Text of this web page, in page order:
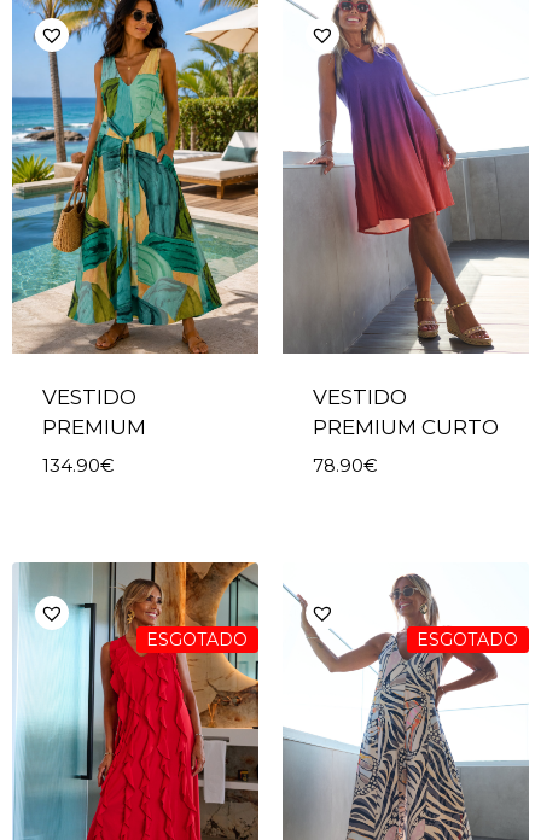
VESTIDO
PREMIUM
134.90€
VESTIDO
PREMIUM CURTO
78.90€
ESGOTADO ESGOTADO